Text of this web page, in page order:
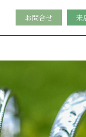
お問合せ 来